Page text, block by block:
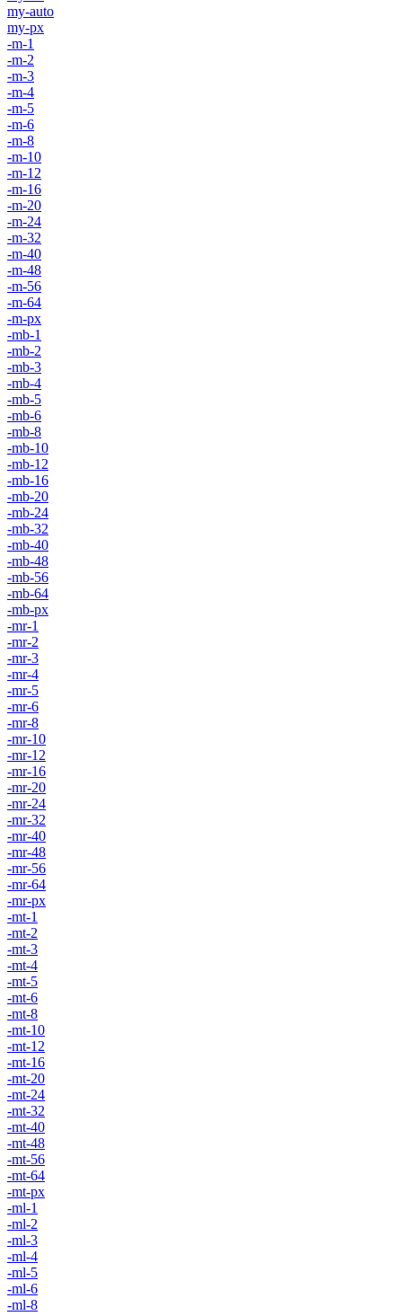
my-auto
my-px
-m-1
-m-2
-m-3
-m-4
-m-5
-m-6
-m-8
-m-10
-m-12
-m-16
-m-20
-m-24
-m-32
-m-40
-m-48
-m-56
-m-64
-m-px
-mb-1
-mb-2
-mb-3
-mb-4
-mb-5
-mb-6
-mb-8
-mb-10
-mb-12
-mb-16
-mb-20
-mb-24
-mb-32
-mb-40
-mb-48
-mb-56
-mb-64
-mb-px
-mr-1
-mr-2
-mr-3
-mr-4
-mr-5
-mr-6
-mr-8
-mr-10
-mr-12
-mr-16
-mr-20
-mr-24
-mr-32
-mr-40
-mr-48
-mr-56
-mr-64
-mr-px
-mt-1
-mt-2
-mt-3
-mt-4
-mt-5
-mt-6
-mt-8
-mt-10
-mt-12
-mt-16
-mt-20
-mt-24
-mt-32
-mt-40
-mt-48
-mt-56
-mt-64
-mt-px
-ml-1
-ml-2
-ml-3
-ml-4
-ml-5
-ml-6
-ml-8